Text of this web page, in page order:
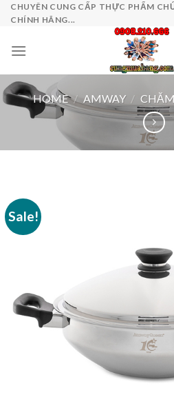
SkipCHUYÊN CUNG CẤP THỰC PHẨM
CHÍNH HÃNG...
HOME / AMWAY /
Sale!